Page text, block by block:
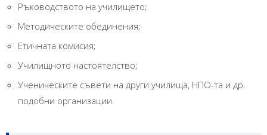
Ръководството на училището;
Методическите обединения;
Етичната комисия;
Училищното настоятелство;
Ученическите съвети на други училища, НПО-та и др.
подобни организации.